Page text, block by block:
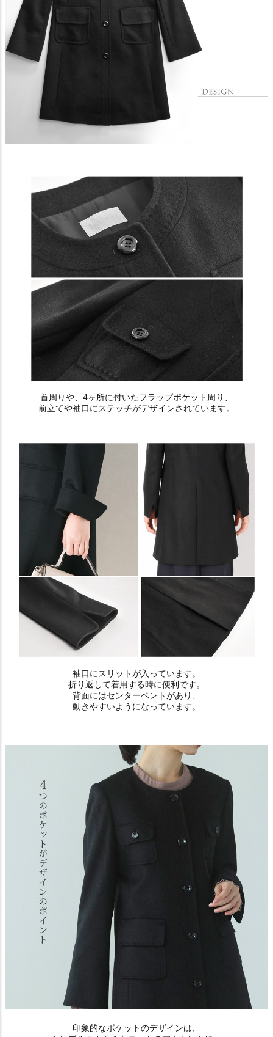
首周りや、4ヶ所に付いたフラップポケット周り、
前立てや袖口にステッチがデザインされています。
袖口にスリットが入っています。
折り返して着用する時に便利です。
背面にはセンターベントがあり、
動きやすいようになっています。
印象的なポケットのデザインは、